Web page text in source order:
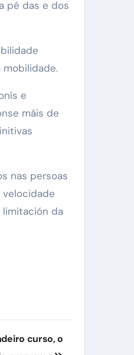
pé das e dos
mobilidade.
e
máis de
nas persoas
limitación da
curso, o